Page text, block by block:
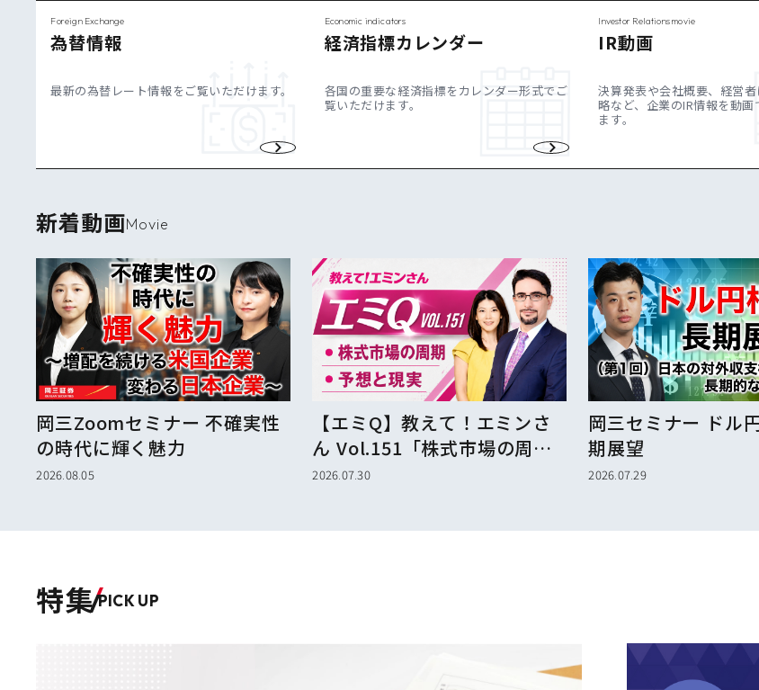
Foreign Exchange
為替情報
最新の為替レート情報をご覧いただけます。
Economic indicators
経済指標カレンダー
各国の重要な経済指標をカレンダー形式でご
覧いただけます。
Investor Relations movie
IR動画
決算発表や会社概要、経営
略など、企業のIR情報を動画
ます。
新着動画Movie
岡三Zoomセミナー 不確実性
の時代に輝く魅力
2026.08.05
【エミQ】教えて！エミンさ
ん Vol.151「株式市場の周
期」「予想と現実」
2026.07.30
岡三セミナー ドル
期展望
2026.07.29
特集PICK UP